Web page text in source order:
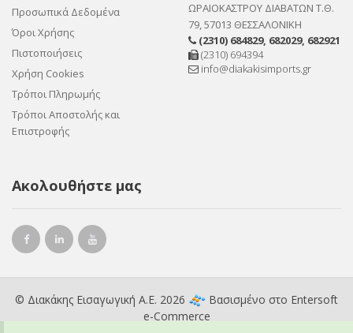
Προσωπικά Δεδομένα
Όροι Χρήσης
Πιστοποιήσεις
Χρήση Cookies
Τρόποι Πληρωμής
Τρόποι Αποστολής και
Επιστροφής
ΩΡΑΙΟΚΑΣΤΡΟΥ ΔΙΑΒΑΤΩΝ Τ.Θ.
79, 57013 ΘΕΣΣΑΛΟΝΙΚΗ
(2310) 684829, 682029, 682921
(2310) 694394
info@diakakisimports.gr
Ακολουθήστε μας
© Διακάκης Εισαγωγική Α.Ε. 2026 Βασισμένο στο Entersoft
e-Commerce